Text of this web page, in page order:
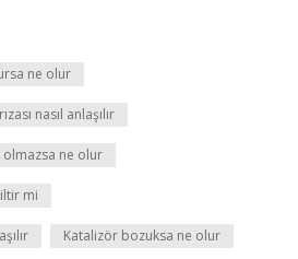
ne olur
nasıl anlaşılır
ne olur
mi
Katalizör bozuksa ne olur